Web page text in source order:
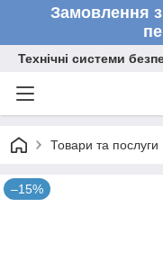
Замовлення
Технічні системи
Товари та послуги
–15%